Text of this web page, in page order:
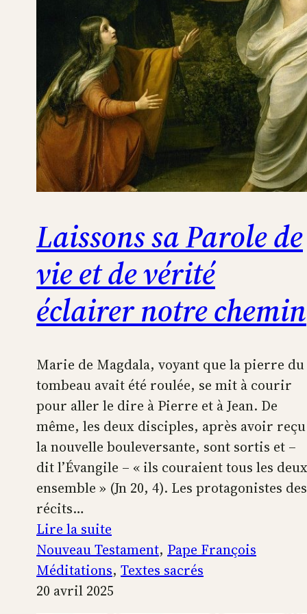
Laissons sa Parole de
vie et de vérité
éclairer notre chemin
Marie de Magdala, voyant que la pierre du
tombeau avait été roulée, se mit à courir
pour aller le dire à Pierre et à Jean. De
même, les deux disciples, après avoir reçu
la nouvelle bouleversante, sont sortis et –
dit l’Évangile – « ils couraient tous les deux
ensemble » (Jn 20, 4). Les protagonistes des
récits…
Lire la suite
Laissons
sa
Parole
Nouveau Testament, Pape François
Méditations, Textes sacrés
20 avril 2025